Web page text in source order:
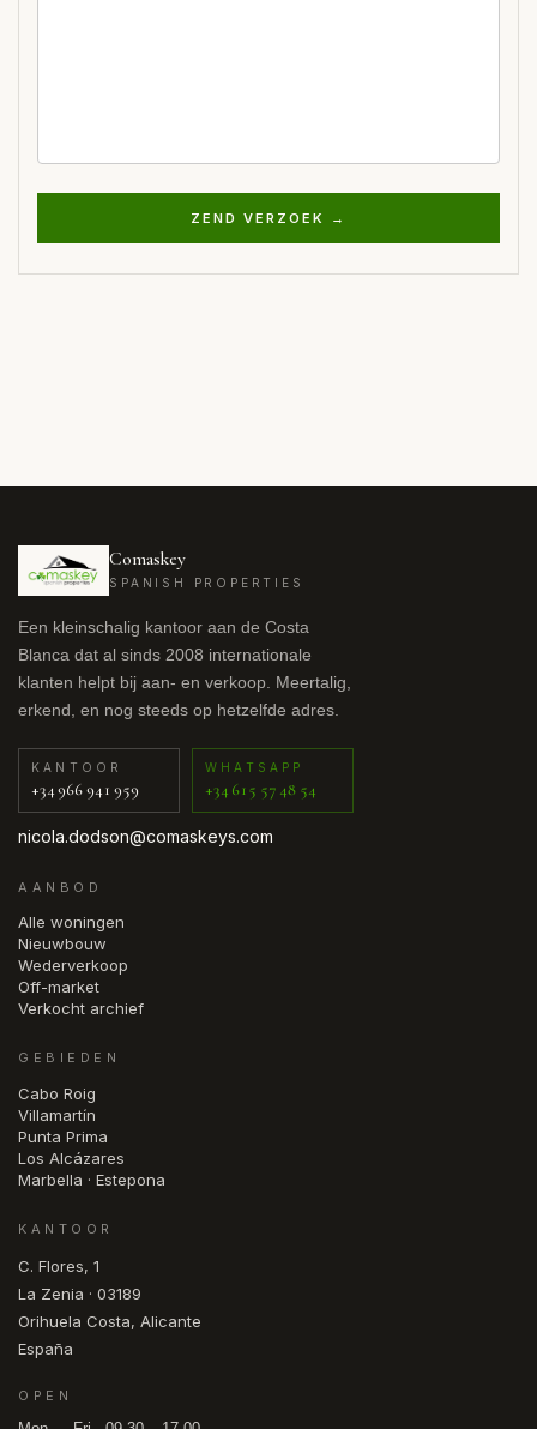
ZEND VERZOEK →
Comaskey
SPANISH PROPERTIES
Een kleinschalig kantoor aan de Costa
Blanca dat al sinds 2008 internationale
klanten helpt bij aan- en verkoop. Meertalig,
erkend, en nog steeds op hetzelfde adres.
KANTOOR
+34 966 941 959
WHATSAPP
+34 615 57 48 54
nicola.dodson@comaskeys.com
AANBOD
Alle woningen
Nieuwbouw
Wederverkoop
Off-market
Verkocht archief
GEBIEDEN
Cabo Roig
Villamartín
Punta Prima
Los Alcázares
Marbella · Estepona
KANTOOR
C. Flores, 1
La Zenia · 03189
Orihuela Costa, Alicante
España
OPEN